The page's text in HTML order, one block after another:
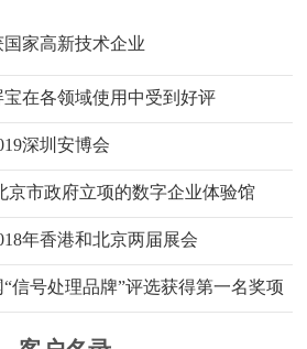
家高新技术企业
在各领域使用中受到好评
深圳安博会
京市政府立项的数字企业体验馆
年香港和北京两届展会
信号处理品牌”评选获得第一名奖项